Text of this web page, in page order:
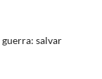
guerra: salvar